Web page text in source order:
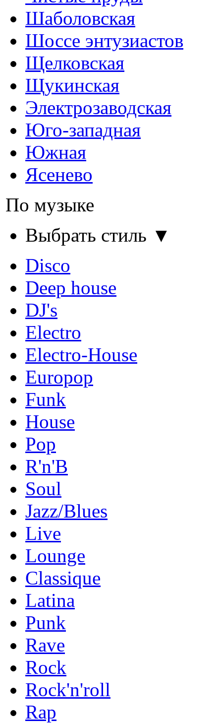
Шаболовская
Шоссе энтузиастов
Щелковская
Щукинская
Электрозаводская
Юго-западная
Южная
Ясенево
По музыке
Выбрать стиль ▼
Disco
Deep house
DJ's
Electro
Electro-House
Europop
Funk
House
Pop
R'n'B
Soul
Jazz/Blues
Live
Lounge
Classique
Latina
Punk
Rave
Rock
Rock'n'roll
Rap